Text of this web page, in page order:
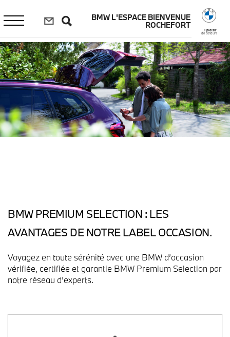
contenu
principal
BMW L'ESPACE BIENVENUE
ROCHEFORT
Le plaisir
de conduire
BMW PREMIUM SELECTION : LES
AVANTAGES DE NOTRE LABEL OCCASION.
Voyagez en toute sérénité avec une BMW d’occasion
vérifiée, certifiée et garantie BMW Premium Selection par
notre réseau d’experts.